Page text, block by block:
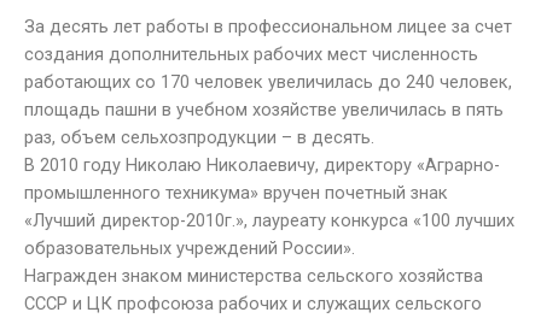
За десять лет работы в профессиональном лицее за счет
создания дополнительных рабочих мест численность
работающих со 170 человек увеличилась до 240 человек,
площадь пашни в учебном хозяйстве увеличилась в пять
раз, объем сельхозпродукции – в десять.
В 2010 году Николаю Николаевичу, директору «Аграрно-
промышленного техникума» вручен почетный знак
«Лучший директор-2010г.», лауреату конкурса «100 лучших
образовательных учреждений России».
Награжден знаком министерства сельского хозяйства
СССР и ЦК профсоюза рабочих и служащих сельского